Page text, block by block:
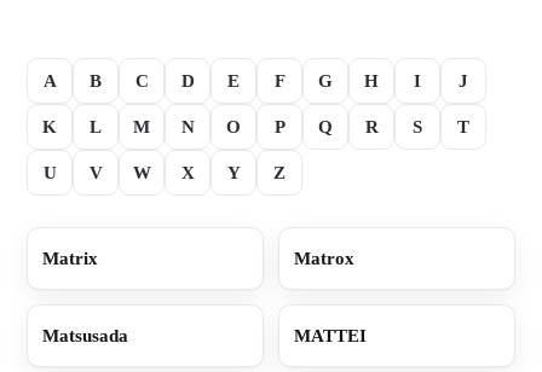
A B C D E F G H I J
K L M N O P Q R S T
U V W X Y Z
Matrix Matrox
Matsusada MATTEI